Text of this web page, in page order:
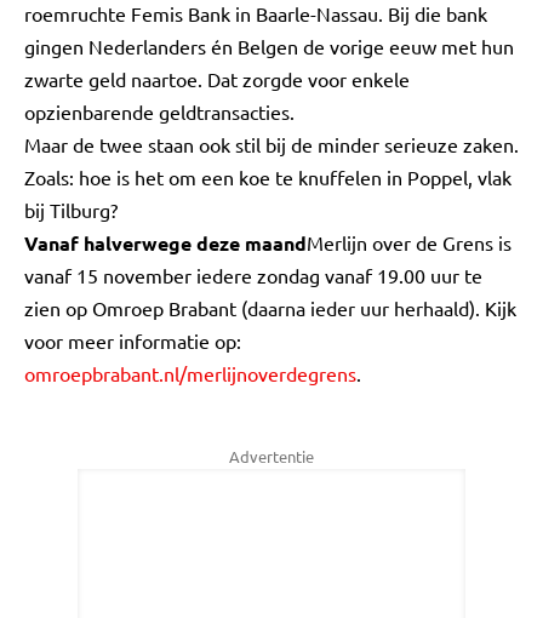
roemruchte Femis Bank in Baarle-Nassau. Bij die bank
gingen Nederlanders én Belgen de vorige eeuw met hun
zwarte geld naartoe. Dat zorgde voor enkele
opzienbarende geldtransacties.
Maar de twee staan ook stil bij de minder serieuze zaken.
Zoals: hoe is het om een koe te knuffelen in Poppel, vlak
bij Tilburg?
Vanaf halverwege deze maandMerlijn over de Grens is
vanaf 15 november iedere zondag vanaf 19.00 uur te
zien op Omroep Brabant (daarna ieder uur herhaald). Kijk
voor meer informatie op:
omroepbrabant.nl/merlijnoverdegrens.
Advertentie